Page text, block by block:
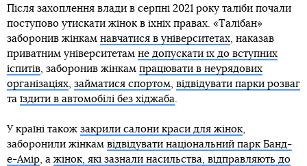
Після захоплення влади в серпні 2021 року таліби почали
поступово утискати жінок в їхніх правах. «Талібан»
заборонив жінкам навчатися в університетах, наказав
приватним університетам не допускати їх до вступних
іспитів, заборонив жінкам працювати в неурядових
організаціях, займатися спортом, відвідувати парки розваг
та їздити в автомобілі без хіджаба.
У країні також закрили салони краси для жінок,
заборонили жінкам відвідувати національний парк Банд-
е-Амір, а жінок, які зазнали насильства, відправляють до